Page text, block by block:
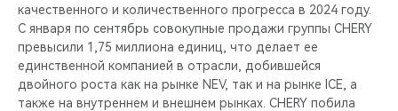
качественного и количественного прогресса в 2024 году.
С января по сентябрь совокупные продажи группы CHERY
превысили 1,75 миллиона единиц, что делает ее
единственной компанией в отрасли, добившейся
двойного роста как на рынке NEV, так и на рынке ICE, а
также на внутреннем и внешнем рынках. CHERY побила